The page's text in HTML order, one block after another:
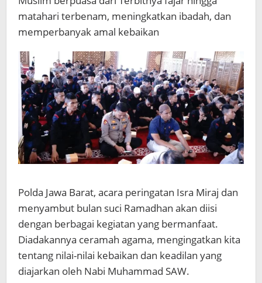
matahari terbenam, meningkatkan ibadah, dan
memperbanyak amal kebaikan
Polda Jawa Barat, acara peringatan Isra Miraj dan
menyambut bulan suci Ramadhan akan diisi
dengan berbagai kegiatan yang bermanfaat.
Diadakannya ceramah agama, mengingatkan kita
tentang nilai-nilai kebaikan dan keadilan yang
diajarkan oleh Nabi Muhammad SAW.